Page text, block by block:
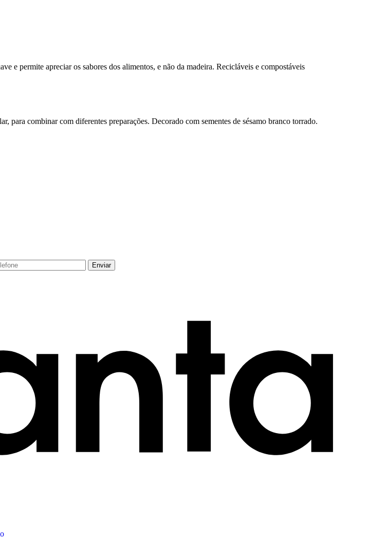
e permite apreciar os sabores dos alimentos, e não da madeira. Recicláveis e compostáveis
para combinar com diferentes preparações. Decorado com sementes de sésamo branco torrado.
Enviar